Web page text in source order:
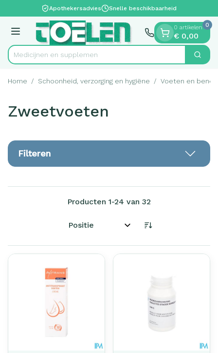
Ga naar de inhoudApothekersadvies Snelle beschikbaarheid
Menu
Product, merk, categorie...
Medic Zoek
0 artikelen
€ 0,00
0
Home / Schoonheid, verzorging en hygiëne / Voeten en benen
Zweetvoeten
Filteren
Producten 1-24 van 32
Sorteer op: